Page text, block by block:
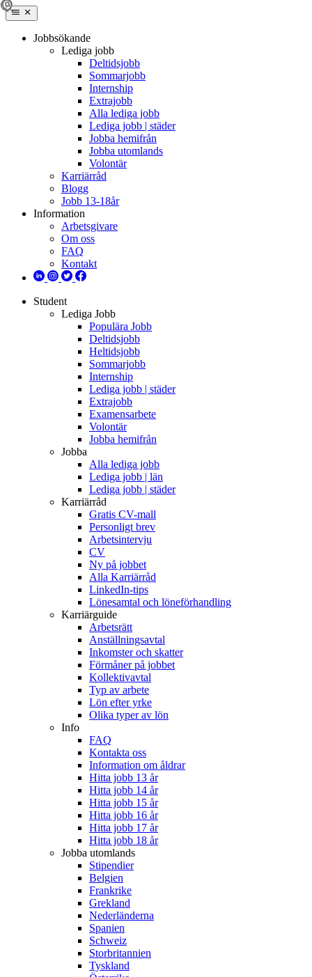
Jobbsökande
Lediga jobb
Deltidsjobb
Sommarjobb
Internship
Extrajobb
Alla lediga jobb
Lediga jobb | städer
Jobba hemifrån
Jobba utomlands
Volontär
Karriärråd
Blogg
Jobb 13-18år
Information
Arbetsgivare
Om oss
FAQ
Kontakt
Student
Lediga Jobb
Populära Jobb
Deltidsjobb
Heltidsjobb
Sommarjobb
Internship
Lediga jobb | städer
Extrajobb
Examensarbete
Volontär
Jobba hemifrån
Jobba
Alla lediga jobb
Lediga jobb | län
Lediga jobb | städer
Karriärråd
Gratis CV-mall
Personligt brev
Arbetsintervju
CV
Ny på jobbet
Alla Karriärråd
LinkedIn-tips
Lönesamtal och löneförhandling
Karriärguide
Arbetsrätt
Anställningsavtal
Inkomster och skatter
Förmåner på jobbet
Kollektivavtal
Typ av arbete
Lön efter yrke
Olika typer av lön
Info
FAQ
Kontakta oss
Information om åldrar
Hitta jobb 13 år
Hitta jobb 14 år
Hitta jobb 15 år
Hitta jobb 16 år
Hitta jobb 17 år
Hitta jobb 18 år
Jobba utomlands
Stipendier
Belgien
Frankrike
Grekland
Nederländerna
Spanien
Schweiz
Storbritannien
Tyskland